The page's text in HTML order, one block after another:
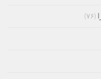
(۷۶)